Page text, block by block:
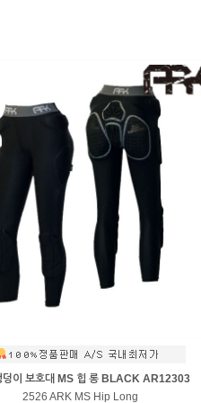
덩이 보호대 MS 힙 롱 BLACK AR12303
2526 ARK MS Hip Long